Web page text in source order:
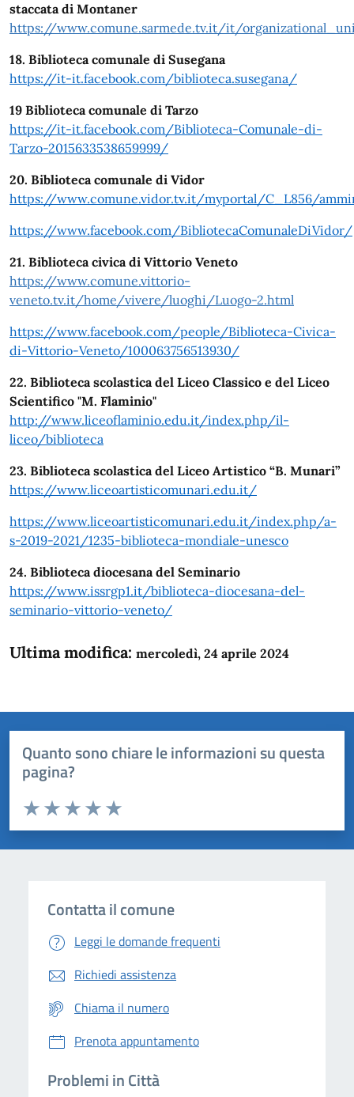
staccata di Montaner
https://www.comune.sarmede.tv.it/it/
18. Biblioteca comunale di Susegana
https://it-it.facebook.com/biblioteca.susegana/
19 Biblioteca comunale di Tarzo
https://it-it.facebook.com/Biblioteca-Comunale-di-
Tarzo-2015633538659999/
20. Biblioteca comunale di Vidor
https://www.comune.vidor.tv.it/myportal/C_L856/
https://www.facebook.com/BibliotecaComunaleDiVidor/
21. Biblioteca civica di Vittorio Veneto
https://www.comune.vittorio-
veneto.tv.it/home/vivere/luoghi/Luogo-2.html
https://www.facebook.com/people/Biblioteca-Civica-
di-Vittorio-Veneto/100063756513930/
22. Biblioteca scolastica del Liceo Classico e del Liceo
Scientifico "M. Flaminio"
http://www.liceoflaminio.edu.it/index.php/il-
liceo/biblioteca
23. Biblioteca scolastica del Liceo Artistico “B. Munari”
https://www.liceoartisticomunari.edu.it/
https://www.liceoartisticomunari.edu.it/index.php/a-
s-2019-2021/1235-biblioteca-mondiale-unesco
24. Biblioteca diocesana del Seminario
https://www.issrgp1.it/biblioteca-diocesana-del-
seminario-vittorio-veneto/
Ultima modifica: mercoledì, 24 aprile 2024
Quanto sono chiare le informazioni su questa
pagina?
Domanda
Valuta da 1 a 5 stelle la pagina
Valuta 5 stelle su 5
Valuta 4 stelle su 5
Valuta 3 stelle su 5
Valuta 2 stelle su 5
Valuta 1 stelle su 5
Contatta il comune
Leggi le domande frequenti
Richiedi assistenza
Chiama il numero
Prenota appuntamento
Problemi in Città